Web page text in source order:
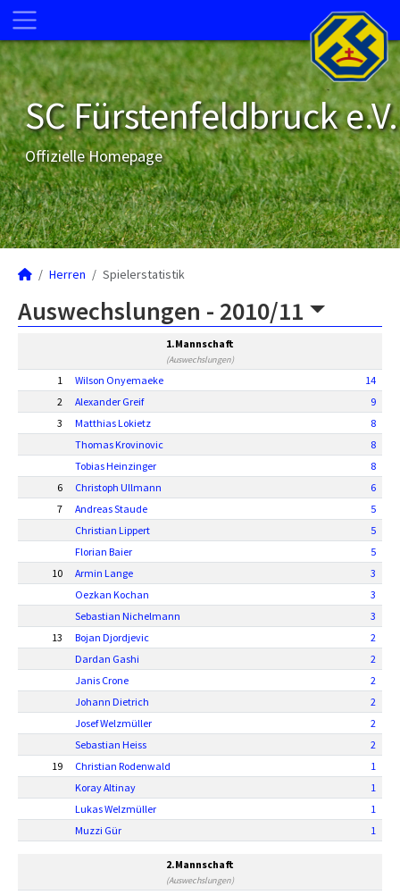
SC Fürstenfeldbruck e.V.
Offizielle Homepage
Herren Spielerstatistik
Auswechslungen - 2010/11
1.Mannschaft
(Auswechslungen)
1 Wilson Onyemaeke
14
2
Alexander Greif
9
3
Matthias Lokietz
8
Thomas Krovinovic
8
Tobias Heinzinger
8
6
Christoph Ullmann
6
7
Andreas Staude
5
Christian Lippert
5
Florian Baier
5
10
Armin Lange
3
Oezkan Kochan
3
Sebastian Nichelmann
3
13
Bojan Djordjevic
2
Dardan Gashi
2
Janis Crone
2
Johann Dietrich
2
Josef Welzmüller
2
Sebastian Heiss
2
19
Christian Rodenwald
1
Koray Altinay
1
Lukas Welzmüller
1
Muzzi Gür
1
2.Mannschaft
(Auswechslungen)